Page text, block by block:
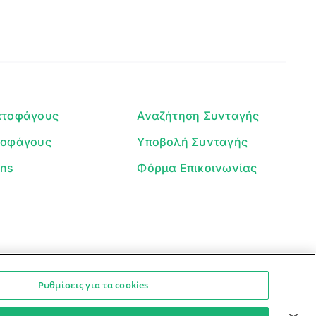
Αναζήτηση Συνταγής
Υποβολή Συνταγής
Φόρμα Επικοινωνίας
Ο βοηθός μπορεί να κάνει λάθη — ελέγξτε τις συνταγές.
Ρυθμίσεις για τα cookies